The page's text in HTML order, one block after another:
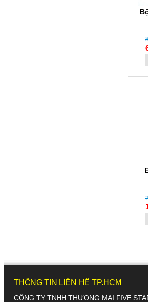
THÔNG TIN LIÊN HỆ TP.HCM
CÔNG TY TNHH THƯƠNG MẠI FIVE